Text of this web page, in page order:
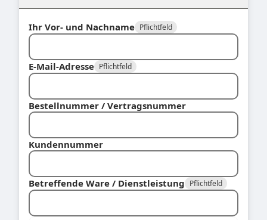
Ihr Vor- und Nachname Pflichtfeld
E-Mail-Adresse Pflichtfeld
Bestellnummer / Vertragsnummer
Kundennummer
Betreffende Ware / Dienstleistung Pflichtfeld